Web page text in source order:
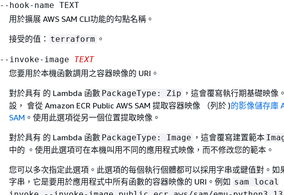
--hook-name TEXT
用於擴展 AWS SAM CLI功能的勾點名稱。
接受的值： terraform 。
--invoke-image TEXT
您要用於本機函數調用之容器映像的 URI。
對於具有 的 Lambda 函數 PackageType: Zip ，這會覆寫執行期基礎映像
設， 會從 Amazon ECR Public AWS SAM 提取容器映像 （列於 )的影像儲存庫
SAM 。使用此選項從另一個位置提取映像。
對於具有 的 Lambda 函數 PackageType: Image ，這會覆寫建置範本
中的 。使用此選項可在本機叫用不同的應用程式映像，而不修改您的範本。
您可以多次指定此選項。此選項的每個執行個體都可以採用字串或鍵值對。如
字串，它是要用於應用程式中所有函數的容器映像的 URI。例如 sam local